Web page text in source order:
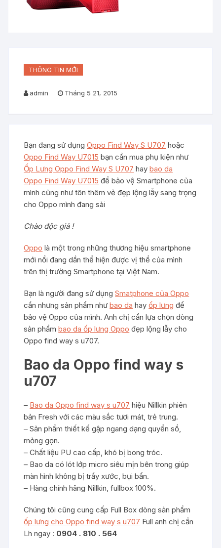
THÔNG TIN MỚI
admin Tháng 5 21, 2015
Bạn đang sử dụngOppo Find Way S U707 hoặc
Oppo Find Way U7015 bạn cần mua phụ kiện như
Ốp Lưng Oppo Find Way S U707 haybao da
Oppo Find Way U7015 để bảo vệ Smartphone của
mình cũng như tôn thêm vẻ đẹp lộng lẫy sang trọng
cho Oppo mình đang sài
Chào độc giả !
Oppo là một trong những thương hiệu smartphone
mới nổi đang dần thể hiện được vị thể của mình
trên thị trường Smartphone tại Việt Nam.
Bạn là người đang sử dụngSmatphone của Oppo
cần nhưng sản phẩm nhưbao da hayốp lưng để
bảo vệ Oppo của mình. Anh chị cần lựa chọn dòng
sản phẩmbao da ốp lưng Oppo đẹp lộng lẫy cho
Oppo find way s u707.
Bao da Oppo find way s
u707
– Bao da Oppo find way s u707 hiệu Nillkin phiên
bản Fresh với các màu sắc tươi mát, trẻ trung.
– Sản phẩm thiết kế gập ngang dạng quyển sổ,
mỏng gọn.
– Chất liệu PU cao cấp, khó bị bong tróc.
– Bao da có lót lớp micro siêu mịn bên trong giúp
màn hình không bị trầy xước, bụi bẩn.
– Hàng chính hãng Nillkin, fullbox 100%.
Chúng tôi cũng cung cấp Full Box dòng sản phẩm
ốp lưng cho Oppo find way s u707 Full anh chị cần
Lh ngay : 0904 . 810 . 564